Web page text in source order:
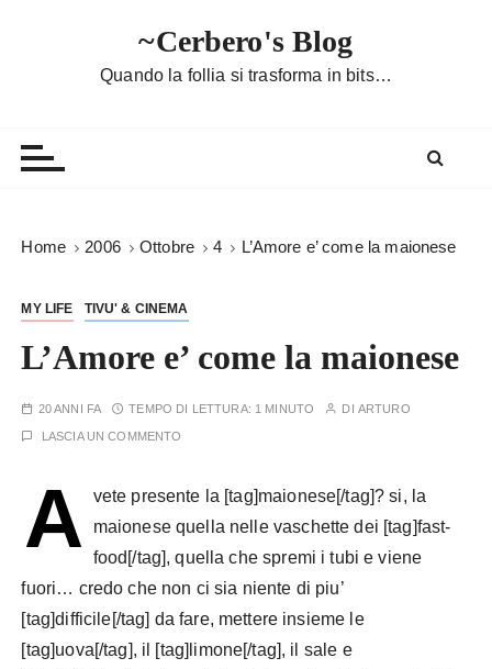
~Cerbero's Blog
Quando la follia si trasforma in bits…
Home 2006 Ottobre 4 L’Amore e’ come la maionese
MY LIFE TIVU' & CINEMA
L’Amore e’ come la maionese
20 ANNI FA TEMPO DI LETTURA: 1 MINUTO DI ARTURO
LASCIA UN COMMENTO
A
vete presente la [tag]maionese[/tag]? si, la
maionese quella nelle vaschette dei [tag]fast-
food[/tag], quella che spremi i tubi e viene
fuori… credo che non ci sia niente di piu’
[tag]difficile[/tag] da fare, mettere insieme le
[tag]uova[/tag], il [tag]limone[/tag], il sale e